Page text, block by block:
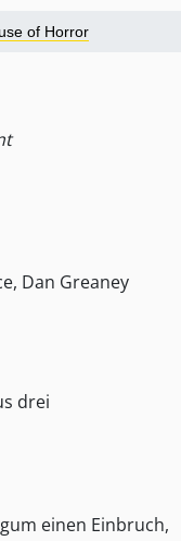
of Horror
Dan Greaney
drei
einen Einbruch,